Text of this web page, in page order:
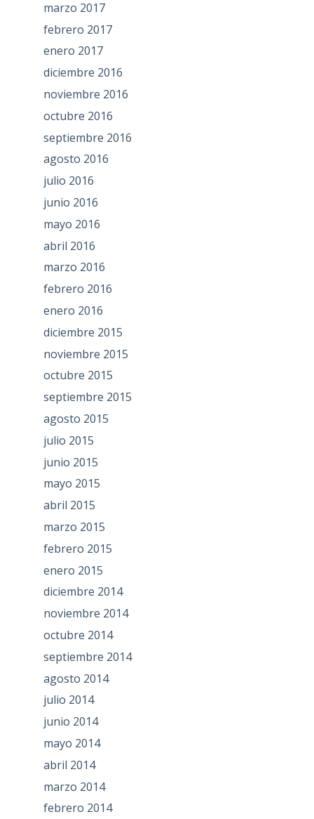
marzo 2017
febrero 2017
enero 2017
diciembre 2016
noviembre 2016
octubre 2016
septiembre 2016
agosto 2016
julio 2016
junio 2016
mayo 2016
abril 2016
marzo 2016
febrero 2016
enero 2016
diciembre 2015
noviembre 2015
octubre 2015
septiembre 2015
agosto 2015
julio 2015
junio 2015
mayo 2015
abril 2015
marzo 2015
febrero 2015
enero 2015
diciembre 2014
noviembre 2014
octubre 2014
septiembre 2014
agosto 2014
julio 2014
junio 2014
mayo 2014
abril 2014
marzo 2014
febrero 2014